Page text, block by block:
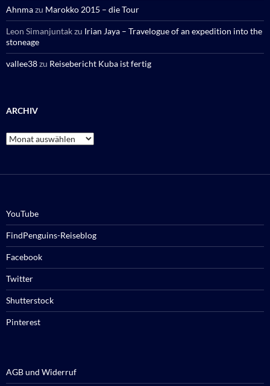
Ahnmazu Marokko 2015 – die Tour
Leon Simanjuntakzu Irian Jaya – Travelogue of an expedition into the
stoneage
vallee38zu Reisebericht Kuba ist fertig
ARCHIV
Archiv
YouTube
FindPenguins-Reiseblog
Facebook
Twitter
Shutterstock
Pinterest
AGB und Widerruf